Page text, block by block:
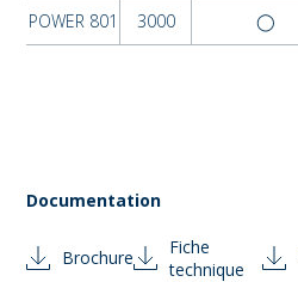
POWER 801 3000 ◯
Documentation
Brochure
Fiche
technique